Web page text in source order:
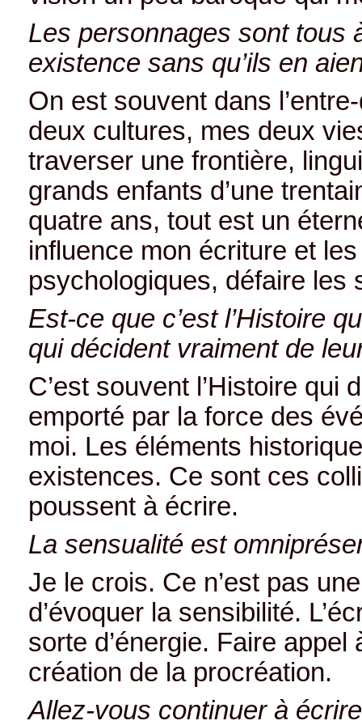
Les personnages sont tous
existence sans qu’ils en
On est souvent dans
deux cultures, mes deux
traverser une frontière,
grands enfants d’une
quatre ans, tout est un
influence mon écriture et
psychologiques, défaire les
Est-ce que c’est l’Histoire
qui décident vraiment de
C’est souvent l’Histoire qui
emporté par la force des
moi. Les éléments
existences. Ce sont ces
poussent à écrire.
La sensualité est
Je le crois. Ce n’est pas
d’évoquer la sensibilité.
sorte d’énergie. Faire
création de la procréation.
Allez-vous continuer à